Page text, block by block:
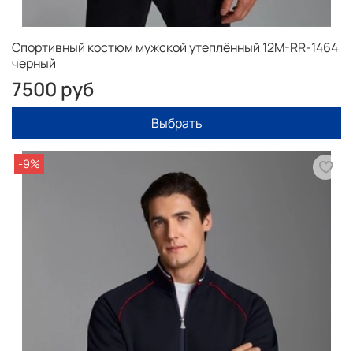
Спортивный костюм мужской утеплённый 12M-RR-1464
черный
7500 руб
Выбрать
-9%